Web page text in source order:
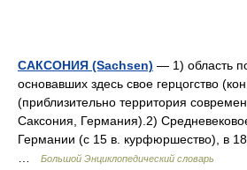
САКСОНИЯ (Sachsen) — 1) область
основавших здесь свое герцогство
(приблизительно территория
Саксония, Германия).2)
Германии (с 15 в. курфюршество), в
Большой Энциклопедический словарь